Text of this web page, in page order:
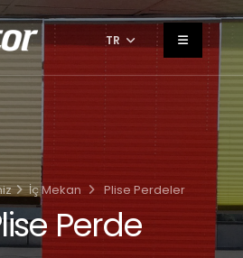
TR
Perde
İç Mekan Plise Perdeler